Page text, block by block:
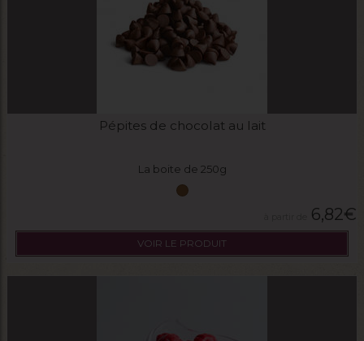
Pépites de chocolat au lait
La boite de 250g
6,82€
VOIR LE PRODUIT